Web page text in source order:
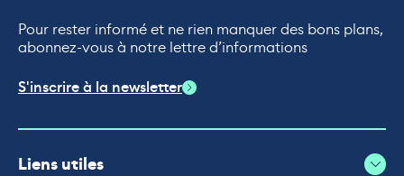
Pour rester informé et ne rien manquer des bons plans,
abonnez-vous à notre lettre d’informations
S'inscrire à la newsletter
Liens utiles